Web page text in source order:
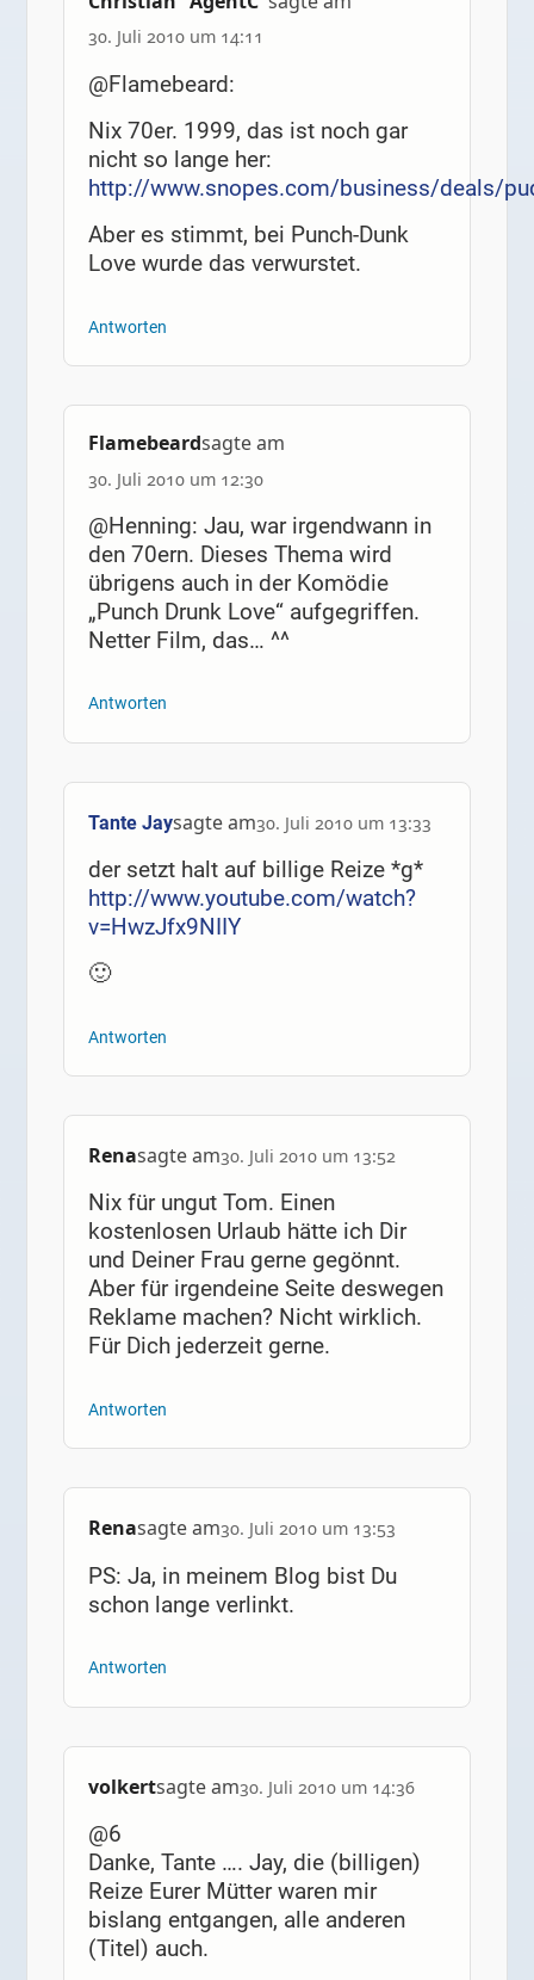
30. Juli 2010 um 14:11
@Flamebeard:
Nix 70er. 1999, das ist noch gar
nicht so lange her:
http://www.snopes.com/business/deals/
Aber es stimmt, bei Punch-Dunk
Love wurde das verwurstet.
Antworten
Flamebeardsagte am
30. Juli 2010 um 12:30
@Henning: Jau, war irgendwann in
den 70ern. Dieses Thema wird
übrigens auch in der Komödie
„Punch Drunk Love“ aufgegriffen.
Netter Film, das… ^^
Antworten
Tante Jaysagte am30. Juli 2010 um 13:33
der setzt halt auf billige Reize *g*
http://www.youtube.com/watch?
v=HwzJfx9NIIY
🙂
Antworten
Renasagte am30. Juli 2010 um 13:52
Nix für ungut Tom. Einen
kostenlosen Urlaub hätte ich Dir
und Deiner Frau gerne gegönnt.
Aber für irgendeine Seite deswegen
Reklame machen? Nicht wirklich.
Für Dich jederzeit gerne.
Antworten
Renasagte am30. Juli 2010 um 13:53
PS: Ja, in meinem Blog bist Du
schon lange verlinkt.
Antworten
volkertsagte am30. Juli 2010 um 14:36
@6
Danke, Tante …. Jay, die (billigen)
Reize Eurer Mütter waren mir
bislang entgangen, alle anderen
(Titel) auch.